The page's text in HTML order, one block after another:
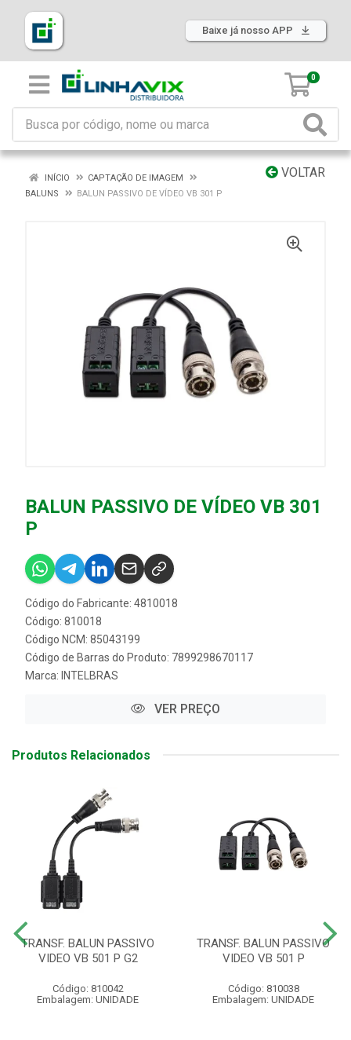
Baixe já nosso APP
0
VOLTAR
INÍCIO
CAPTAÇÃO DE IMAGEM
BALUNS
BALUN PASSIVO DE VÍDEO VB 301 P
BALUN PASSIVO DE VÍDEO VB 301
P
Código do Fabricante: 4810018
Código: 810018
Código NCM: 85043199
Código de Barras do Produto: 7899298670117
Marca: INTELBRAS
VER PREÇO
Produtos Relacionados
TRANSF. BALUN PASSIVO
VIDEO VB 501 P G2
Código: 810042
Embalagem: UNIDADE
TRANSF. BALUN PASSIVO
VIDEO VB 501 P
Código: 810038
Embalagem: UNIDADE